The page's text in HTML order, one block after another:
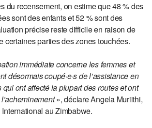
du recensement, on estime que 48 % des
sont des enfants et 52 % sont des
précise reste difficile en raison de
certaines parties des zones touchées.
immédiate concerne les femmes et
désormais coupé·e·s de l’assistance en
ont affecté la plupart des routes et ont
», déclare Angela Muriithi,
au Zimbabwe.